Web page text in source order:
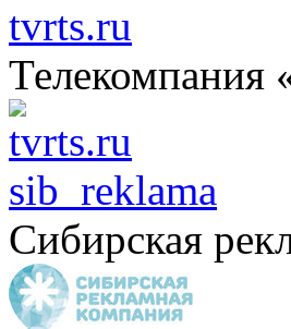
tvrts.ru
Телекомпания
sib_reklama
Сибирская